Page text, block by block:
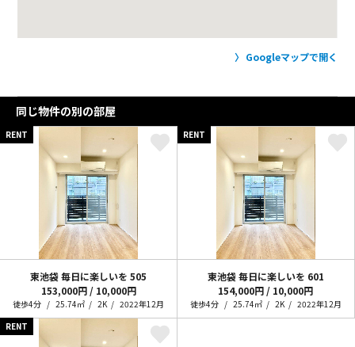
Googleマップで開く
同じ物件の別の部屋
RENT
東池袋 毎日に楽しいを 505
153,000円 / 10,000円
徒歩4分 25.74㎡ 2K 2022年12月
RENT
東池袋 毎日に楽しいを 601
154,000円 / 10,000円
徒歩4分 25.74㎡ 2K
2022年12月
RENT